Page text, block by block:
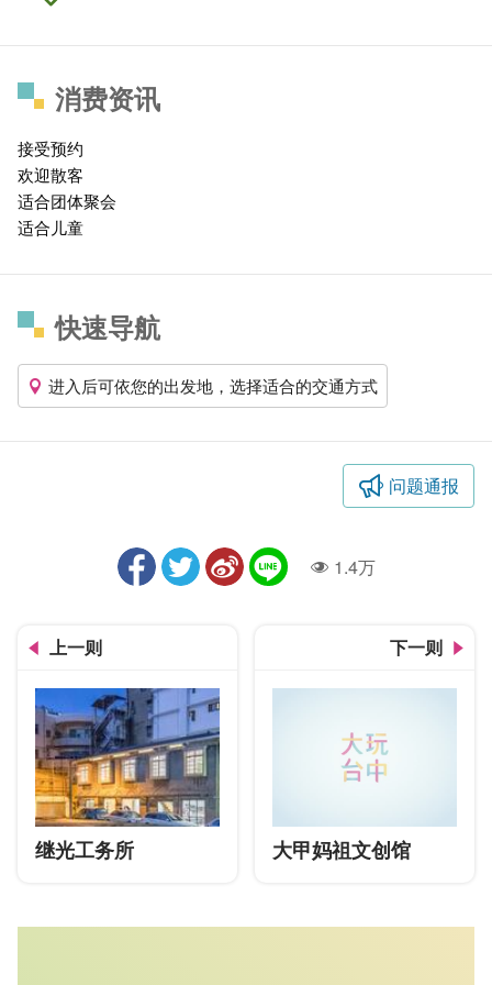
消费资讯
接受预约
欢迎散客
适合团体聚会
适合儿童
快速导航
进入后可依您的出发地，选择适合的交通方式
问题通报
人气1.4万
上一则
继光工务所
下一则
大甲妈祖文创馆